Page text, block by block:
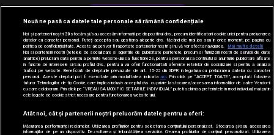
Versiune desktop
Nouă ne pasă ca datele tale personale să rămână confidențiale
Noi și partenerii noștri30stocăm și/sau accesăm informații pe dispozitivul dvs., precum identificatorii cookie unici pentru prelucrarea
datelor cu caracter personal. Puteți accepta sau gestiona alegerile dvs. făcând clic mai jos sau în orice moment, pe pagina cu
politica de confidențialitate. Aceste alegeri vor fi raportate partenerilor noștri și nu vă vor afecta navigarea.
Mai multe detalii
Noi si partenerii nostri (retelele de socializare si agentiile de publicitate partenere, precum si furnizorii nostri de servicii de date
analitice) prelucram date pentru a permite website-ului sa functioneze, pentru a personaliza continutul si anunturile publicitare afisate
in functie de interesele si/sau profilul dvs., pentru a va oferi functionalitati aferente retelelor de socializare si pentru a analiza
traficul pe website. Beneficiati de drepturile prevazute de art. 15-22 din GDPR in legatura cu prelucrarea datelor cu caracter
personal. Aceste drepturi pot fi exercitate prin modalitatea indicata aici. Prin click pe “ACCEPT TOATE”, acceptati folosirea
tuturor Tehnologiilor de tip Cookie, care implica inclusiv acceptul dvs. cu privire la stocarea/accesarea informatiilor de catre Vendor-ii
cu care colaboram. Prin click pe “VREAU SA MODIFIC SETARILE INDIVIDUAL” puteti schimba preferintele in mod individual, mai putin
cele legate de cookie strict necesare pentru functionarea website-ului.
Atât noi, cât și partenerii noștri prelucrăm datele pentru a oferi:
Măsurarea performanței reclamelor. Utilizarea profilurilor pentru selectarea conținutului personalizat. Stocarea și/sau accesarea
informațiilor de pe un dispozitiv. Dezvoltarea și îmbunătățirea serviciilor. Crearea profilurilor de conținut personalizat. Utilizarea